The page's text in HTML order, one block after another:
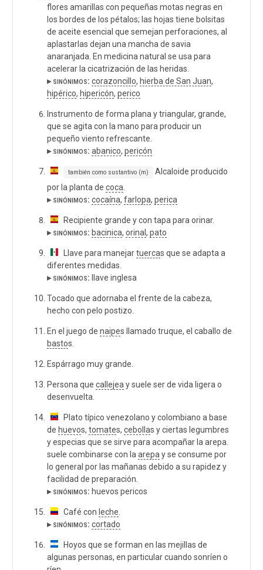
flores amarillas con pequeñas motas negras en
los bordes de los pétalos; las hojas tiene bolsitas
de aceite esencial que semejan perforaciones, al
aplastarlas dejan una mancha de savia
anaranjada. En medicina natural se usa para
acelerar la cicatrización de las heridas.
▸ sinónimos: corazoncillo, hierba de San Juan,
hipérico, hipericón, perico
Instrumento de forma plana y triangular, grande,
que se agita con la mano para producir un
pequeño viento refrescante.
▸ sinónimos: abanico, pericón
también como sustantivo (m)
Alcaloide producido
por la planta de coca
▸ sinónimos: cocaína, farlopa, perica
Recipiente grande y con tapa para orinar.
▸ sinónimos: bacinica, orinal , pato
Llave para manejartuercas que se adapta a
diferentes medidas.
▸ sinónimos: llave inglesa
Tocado que adornaba el frente de la cabeza,
hecho con pelo postizo.
En el juego de naipes llamado truque, el caballo de
bastos.
Espárrago muy grande.
Persona que callejea y suele ser de vida ligera o
desenvuelta.
Plato típico venezolano y colombiano a base
de huevos, tomates, cebollas y ciertas legumbres
y especias que se sirve para acompañar la arepa.
suele combinarse con la arepa y se consume por
lo general por las mañanas debido a su rapidez y
facilidad de preparación.
▸ sinónimos: huevos pericos
Café con leche
▸ sinónimos: cortado
Hoyos que se forman en las mejillas de
algunas personas, en particular cuando sonríen o